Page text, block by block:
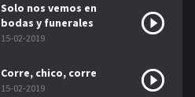
2020
2006
Solo nos vemos en
bodas y funerales
15-02-2019
Corre, chico, corre
15-02-2019